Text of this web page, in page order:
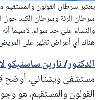
يعتبر سرطان القولون والمستقيم
سرطان الرئة وسرطان الكبد
والنساء على حد سواء. لاسيما
هناك أي أعراض تظهر على
الدكتور/ نارين ساستيكو
مستشفى ويشتاني، أوضح
القولون والمستقيم، هو